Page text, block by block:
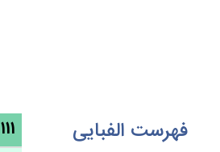
فهرست الفبایی 111.«فعل» لُمْتُنَّ [1] ← لوم